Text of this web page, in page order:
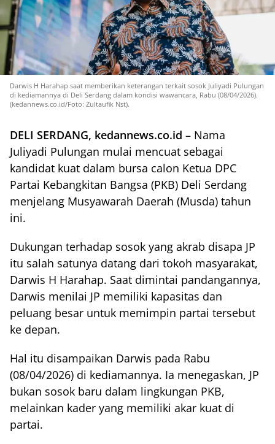
Darwis H Harahap saat memberikan keterangan terkait sosok Juliyadi Pulungan
di kediamannya di Deli Serdang dalam kondisi wawancara, Rabu (08/04/2026).
(kedannews.co.id/Foto: Zultaufik Nst).
DELI SERDANG, kedannews.co.id – Nama
Juliyadi Pulungan mulai mencuat sebagai
kandidat kuat dalam bursa calon Ketua DPC
Partai Kebangkitan Bangsa (PKB) Deli Serdang
menjelang Musyawarah Daerah (Musda) tahun
ini.
Dukungan terhadap sosok yang akrab disapa JP
itu salah satunya datang dari tokoh masyarakat,
Darwis H Harahap. Saat dimintai pandangannya,
Darwis menilai JP memiliki kapasitas dan
peluang besar untuk memimpin partai tersebut
ke depan.
Hal itu disampaikan Darwis pada Rabu
(08/04/2026) di kediamannya. Ia menegaskan, JP
bukan sosok baru dalam lingkungan PKB,
melainkan kader yang memiliki akar kuat di
partai.